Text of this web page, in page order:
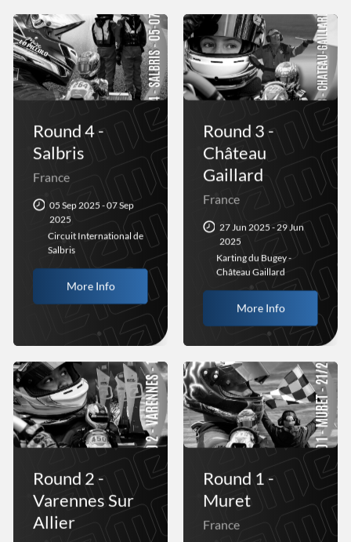
Round 4 -
Salbris
France
05 Sep 2025 - 07 Sep
2025
Circuit International de
Salbris
More Info
Round 3 -
Château
Gaillard
France
27 Jun 2025 - 29 Jun
2025
Karting du Bugey -
Château Gaillard
More Info
Round 2 -
Varennes Sur
Allier
Round 1 -
Muret
France